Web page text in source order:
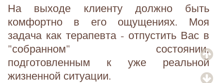
На выходе клиенту должно быть
комфортно в его ощущениях. Моя
задача как терапевта - отпустить Вас в
"собранном" состоянии,
подготовленным к уже реальной
жизненной ситуации.